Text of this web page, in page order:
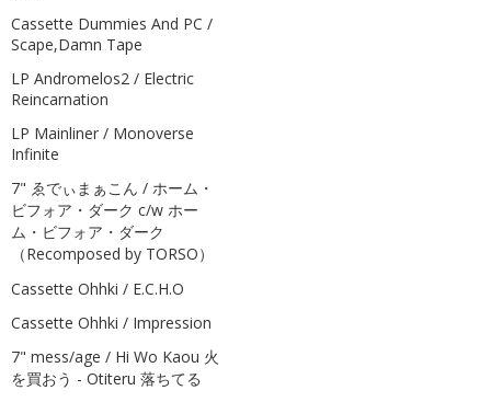
Cassette Dummies And PC /
Scape,Damn Tape
LP Andromelos2 / Electric
Reincarnation
LP Mainliner / Monoverse
Infinite
7" ゑでぃまぁこん / ホーム・
ビフォア・ダーク c/w ホー
ム・ビフォア・ダーク
（Recomposed by TORSO）
Cassette Ohhki / E.C.H.O
Cassette Ohhki / Impression
7" mess/age / Hi Wo Kaou 火
を買おう - Otiteru 落ちてる